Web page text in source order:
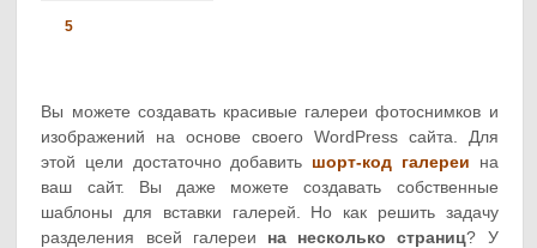
5
Вы можете создавать красивые галереи фотоснимков и
изображений на основе своего WordPress сайта. Для
этой цели достаточно добавить шорт-код галереи на
ваш сайт. Вы даже можете создавать собственные
шаблоны для вставки галерей. Но как решить задачу
разделения всей галереи на несколько страниц? У